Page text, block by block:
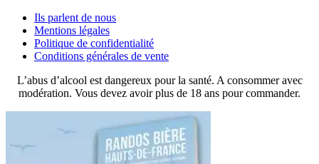
Ils parlent de nous
Mentions légales
Politique de confidentialité
Conditions générales de vente
L’abus d’alcool est dangereux pour la santé. A consommer avec
modération. Vous devez avoir plus de 18 ans pour commander.